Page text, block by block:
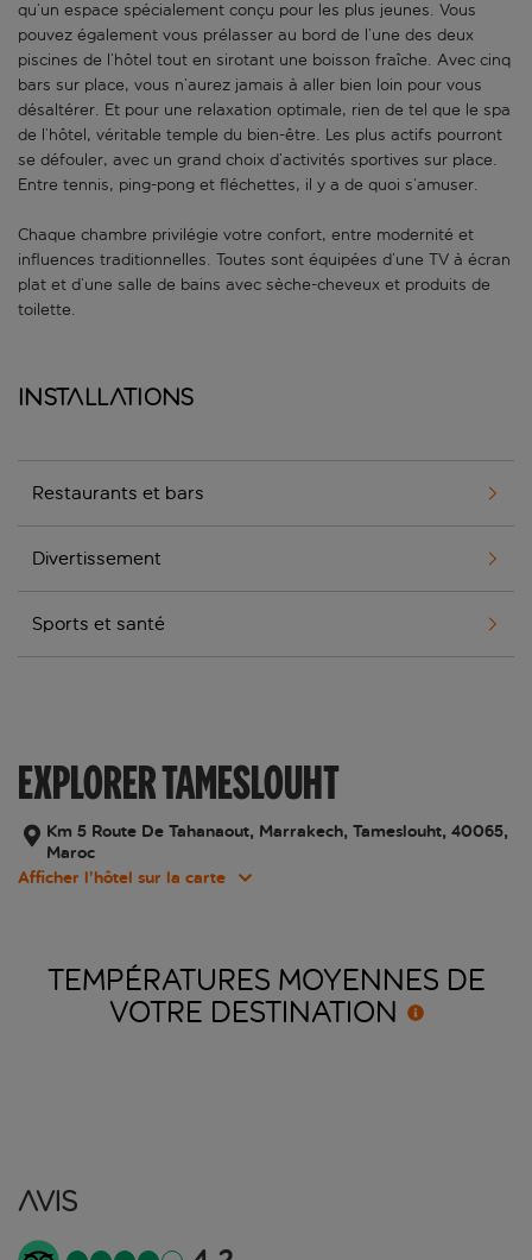
qu’un espace spécialement conçu pour les plus jeunes. Vous
pouvez également vous prélasser au bord de l’une des deux
piscines de l’hôtel tout en sirotant une boisson fraîche. Avec cinq
bars sur place, vous n’aurez jamais à aller bien loin pour vous
désaltérer. Et pour une relaxation optimale, rien de tel que le spa
de l’hôtel, véritable temple du bien-être. Les plus actifs pourront
se défouler, avec un grand choix d’activités sportives sur place.
Entre tennis, ping-pong et fléchettes, il y a de quoi s’amuser.
Chaque chambre privilégie votre confort, entre modernité et
influences traditionnelles. Toutes sont équipées d’une TV à écran
plat et d’une salle de bains avec sèche-cheveux et produits de
toilette.
Installations
Restaurants et bars
Divertissement
Sports et santé
EXPLORER TAMESLOUHT
Km 5 Route De Tahanaout, Marrakech, Tameslouht, 40065,
Maroc
Afficher l’hôtel sur la carte
TEMPÉRATURES MOYENNES DE
VOTRE DESTINATION
Avis